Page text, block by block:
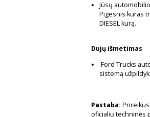
Jūsų
Pigesnis kuras
DIESEL kurą.
Dujų išmetimas
Ford Trucks
sistemą
Pastaba:
oficialių techninės